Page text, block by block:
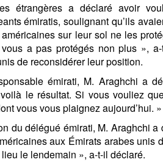
étrangères a déclaré avoir
émiratis, soulignant qu’ils
sur leur sol ne les
a pas protégés non plus », a-
de reconsidérer leur position.
émirati, M. Araghchi a
le résultat. Si vous vouliez
vous vous plaignez aujourd’hui. »
du délégué émirati, M. Araghchi a
aux Émirats arabes unis
le lendemain », a-t-il déclaré.